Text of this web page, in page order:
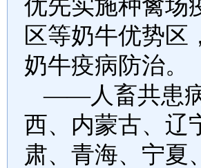
优先实施种禽场
区等奶牛优势区
奶牛疫病防治。
——人畜共患病
西、内蒙古、辽
肃、青海、宁夏